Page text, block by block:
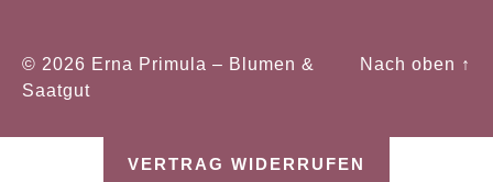
© 2026 Erna Primula – Blumen &
Saatgut
Nach oben ↑
VERTRAG WIDERRUFEN